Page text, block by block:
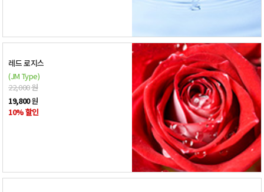
레드 로지스
(JM Type)
22,000원
19,800원
10% 할인